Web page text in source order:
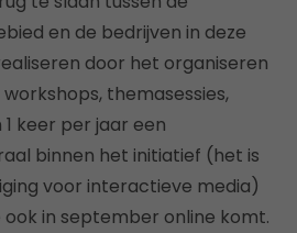
en de bedrijven in deze
door het organiseren
themasessies,
keer per jaar een
binnen het initiatief (het is
voor interactieve media)
in september online komt.